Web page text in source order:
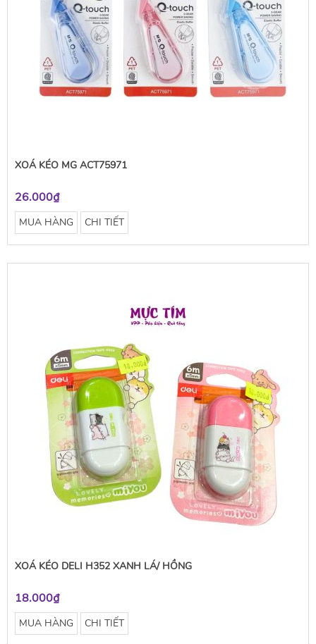
XOÁ KÉO MG ACT75971
26.000₫
MUA HÀNG CHI TIẾT
XOÁ KÉO DELI H352 XANH LÁ/ HỒNG
18.000₫
MUA HÀNG CHI TIẾT